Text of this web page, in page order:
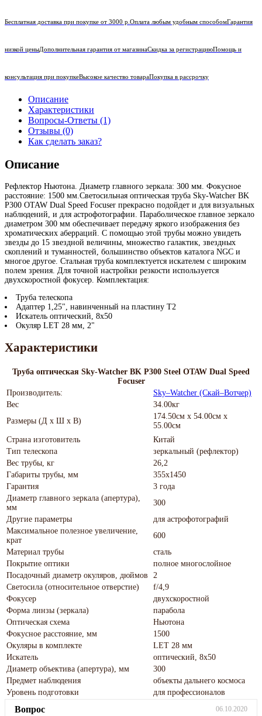
Бесплатная доставка при покупке от 3000 р. Оплата любым удобным способомГарантия
низкой ценыДополнительная гарантия от магазинаСкидка за регистрациюПомощь и
консультация при покупкеВысокое качество товараПокупка в рассрочку
Описание
Характеристики
Вопросы-Ответы (1)
Отзывы (0)
Как сделать заказ?
Описание
Рефлектор Ньютона. Диаметр главного зеркала: 300 мм. Фокусное
расстояние: 1500 мм.Светосильная оптическая труба Sky-Watcher BK
P300 OTAW Dual Speed Focuser прекрасно подойдет и для визуальных
наблюдений, и для астрофотографии. Параболическое главное зеркало
диаметром 300 мм обеспечивает передачу яркого изображения без
хроматических аберраций. С помощью этой трубы можно увидеть
звезды до 15 звездной величины, множество галактик, звездных
скоплений и туманностей, большинство объектов каталога NGC и
многое другое. Стальная труба комплектуется искателем с широким
полем зрения. Для точной настройки резкости используется
двухскоростной фокусер. Комплектация:
Труба телескопа
Адаптер 1,25", навинченный на пластину Т2
Искатель оптический, 8x50
Окуляр LET 28 мм, 2"
Характеристики
Труба оптическая Sky-Watcher BK P300 Steel OTAW Dual Speed
Focuser
Производитель:
Sky–Watcher (Скай–Вотчер)
Вес
34.00кг
Размеры (Д х Ш х В)
174.50см x 54.00см x
55.00см
Страна изготовитель
Китай
Тип телескопа
зеркальный (рефлектор)
Вес трубы, кг
26,2
Габариты трубы, мм
355x1450
Гарантия
3 года
Диаметр главного зеркала (апертура),
мм
300
Другие параметры
для астрофотографий
Максимальное полезное увеличение,
крат
600
Материал трубы
сталь
Покрытие оптики
полное многослойное
Посадочный диаметр окуляров, дюймов
2
Светосила (относительное отверстие)
f/4,9
Фокусер
двухскоростной
Форма линзы (зеркала)
парабола
Оптическая схема
Ньютона
Фокусное расстояние, мм
1500
Окуляры в комплекте
LET 28 мм
Искатель
оптический, 8x50
Диаметр объектива (апертура), мм
300
Предмет наблюдения
объекты дальнего космоса
Уровень подготовки
для профессионалов
Вопрос 06.10.2020